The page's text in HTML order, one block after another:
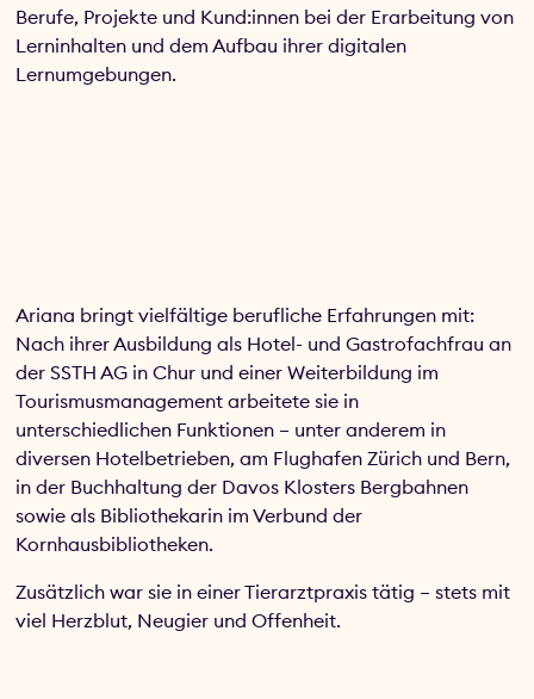
Berufe, Projekte und Kund:innen bei der Erarbeitung von
Lerninhalten und dem Aufbau ihrer digitalen
Lernumgebungen.
Ariana bringt vielfältige berufliche Erfahrungen mit:
Nach ihrer Ausbildung als Hotel- und Gastrofachfrau an
der SSTH AG in Chur und einer Weiterbildung im
Tourismusmanagement arbeitete sie in
unterschiedlichen Funktionen – unter anderem in
diversen Hotelbetrieben, am Flughafen Zürich und Bern,
in der Buchhaltung der Davos Klosters Bergbahnen
sowie als Bibliothekarin im Verbund der
Kornhausbibliotheken.
Zusätzlich war sie in einer Tierarztpraxis tätig – stets mit
viel Herzblut, Neugier und Offenheit.